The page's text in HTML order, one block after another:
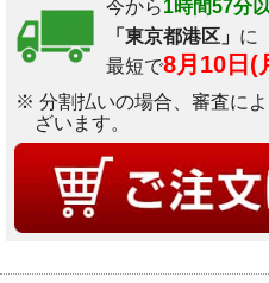
今から1時間57分
「東京都港区」 に
最短で8月10日(
※ 分割払いの場合、審査に
ざいます。